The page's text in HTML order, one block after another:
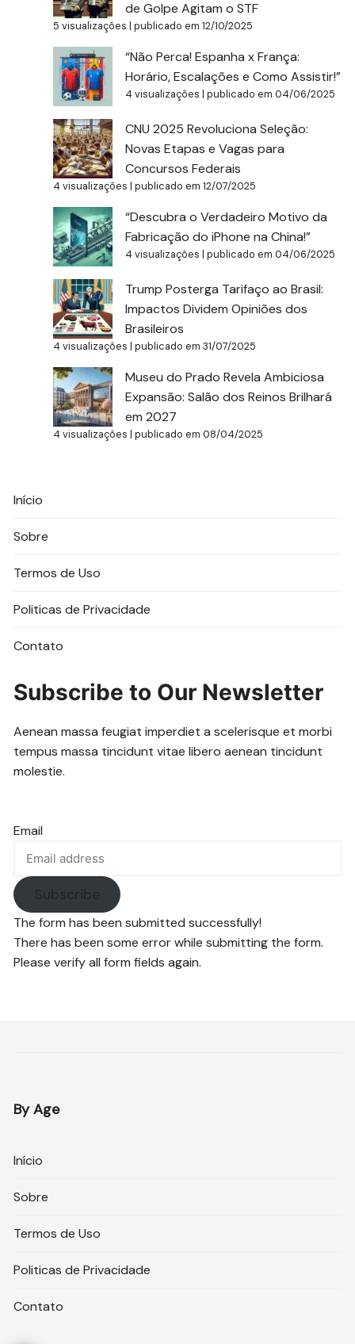
de Golpe Agitam o STF
5 visualizações |publicado em 12/10/2025
“Não Perca! Espanha x França:
Horário, Escalações e Como Assistir!”
4 visualizações |publicado em 04/06/2025
CNU 2025 Revoluciona Seleção:
Novas Etapas e Vagas para
Concursos Federais
4 visualizações |publicado em 12/07/2025
“Descubra o Verdadeiro Motivo da
Fabricação do iPhone na China!”
4 visualizações |publicado em 04/06/2025
Trump Posterga Tarifaço ao Brasil:
Impactos Dividem Opiniões dos
Brasileiros
4 visualizações |publicado em 31/07/2025
Museu do Prado Revela Ambiciosa
Expansão: Salão dos Reinos Brilhará
em 2027
4 visualizações |publicado em 08/04/2025
Início
Sobre
Termos de Uso
Politicas de Privacidade
Contato
Subscribe to Our Newsletter
Aenean massa feugiat imperdiet a scelerisque et morbi
tempus massa tincidunt vitae libero aenean tincidunt
molestie.
Email
Subscribe
The form has been submitted successfully!
There has been some error while submitting the form.
Please verify all form fields again.
By Age
Início
Sobre
Termos de Uso
Politicas de Privacidade
Contato